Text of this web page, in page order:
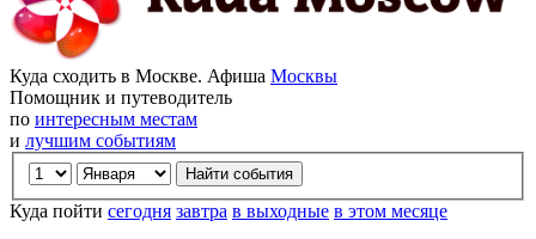
Куда сходить в Москве. Афиша Москвы
Помощник и путеводитель
по интересным местам
и лучшим событиям
Куда пойти сегодня завтра в выходные в этом месяце